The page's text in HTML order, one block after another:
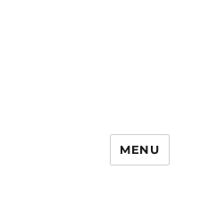
MENU